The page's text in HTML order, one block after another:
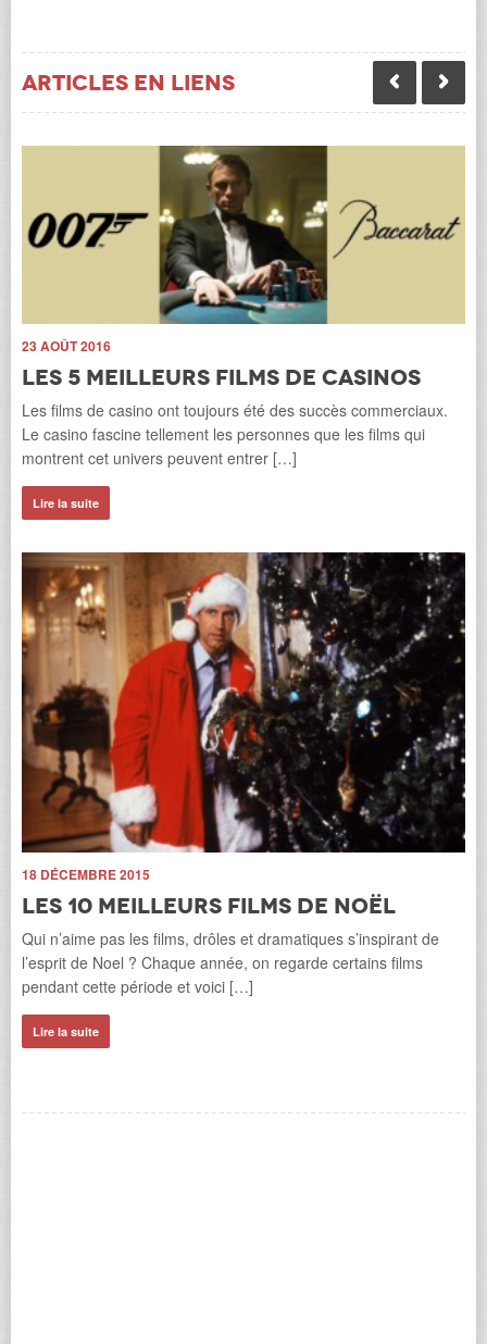
Articles en liens
23 AOÛT 2016
Les 5 meilleurs films de casinos
Les films de casino ont toujours été des succès commerciaux.
Le casino fascine tellement les personnes que les films qui
montrent cet univers peuvent entrer […]
Lire la suite
18 DÉCEMBRE 2015
Les 10 meilleurs films de Noël
Qui n’aime pas les films, drôles et dramatiques s’inspirant de
l’esprit de Noel ? Chaque année, on regarde certains films
pendant cette période et voici […]
Lire la suite